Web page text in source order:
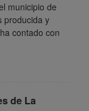
municipio de
producida y
contado con
de La